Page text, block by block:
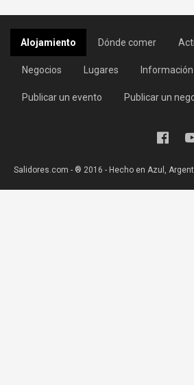
Alojamiento Dónde comer
Negocios Lugares Información
Publicar un evento Publicar un
Salidores.com - ® 2016 - Hecho en Azul,